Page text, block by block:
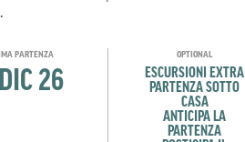
PARTENZA
26
OPTIONAL
ESCURSIONI EXTRA
PARTENZA SOTTO
CASA
ANTICIPA LA
PARTENZA